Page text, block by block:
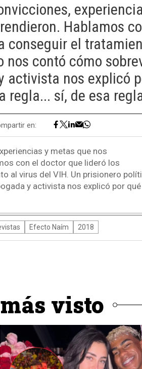
Hablamos
conseguir el
nos contó cómo
activista nos explicó
regla... sí, de esa
en:
y metas que nos
con el doctor que lideró los
al virus del VIH. Un prisionero
y activista nos explicó por
Efecto Naím 2018
visto